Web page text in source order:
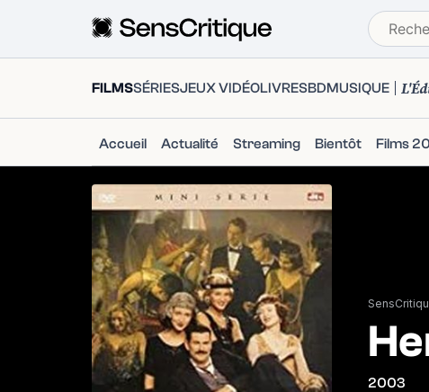
FILMSSÉRIESJEUX VIDÉOLIVRESBDMUSIQUE
Accueil Actualité Streaming Bientôt Films
2003